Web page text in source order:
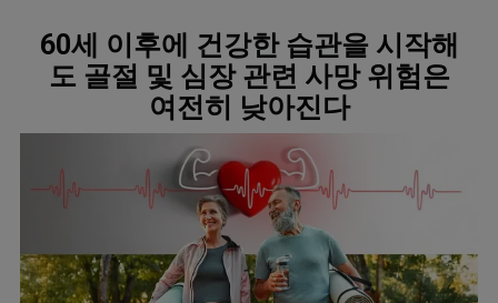
60세 이후에 건강한 습관을 시작해
도 골절 및 심장 관련 사망 위험은
여전히 낮아진다